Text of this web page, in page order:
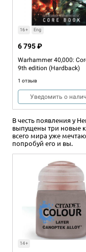
16+ Eng
Warhammer 40,000:
9th edition (Hardback)
1 отзыв
6 795 ₽
Уведомить о
Battlezone:
Battlefield
5 595 ₽
Mission Pack: Open War
edition)
2 075 ₽
В честь появления у
выпущены три новые
всего мира уже
попробуй его и вы.
14+